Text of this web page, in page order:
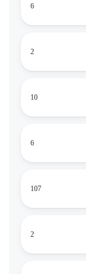
6
2
10
6
107
2